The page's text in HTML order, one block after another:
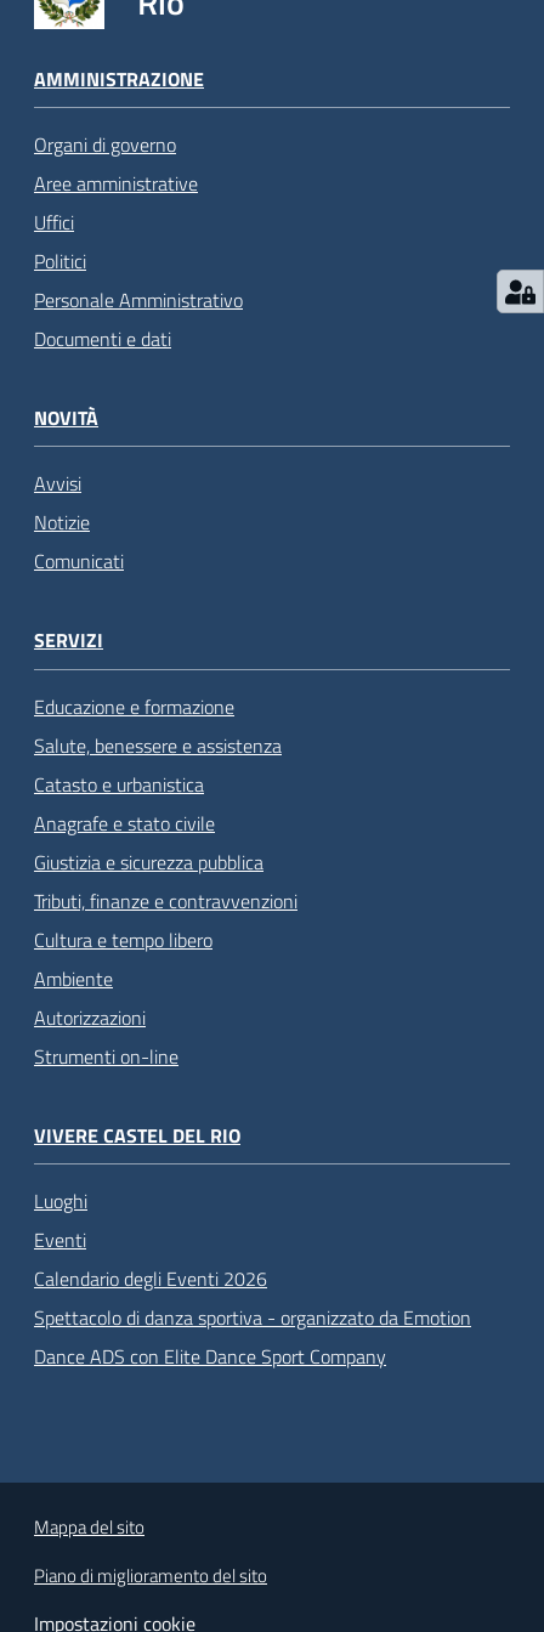
AMMINISTRAZIONE
Organi di governo
Aree amministrative
Uffici
Politici
Personale Amministrativo
Documenti e dati
NOVITÀ
Avvisi
Notizie
Comunicati
SERVIZI
Educazione e formazione
Salute, benessere e assistenza
Catasto e urbanistica
Anagrafe e stato civile
Giustizia e sicurezza pubblica
Tributi, finanze e contravvenzioni
Cultura e tempo libero
Ambiente
Autorizzazioni
Strumenti on-line
VIVERE CASTEL DEL RIO
Luoghi
Eventi
Calendario degli Eventi 2026
Spettacolo di danza sportiva - organizzato da Emotion
Dance ADS con Elite Dance Sport Company
Mappa del sito
Piano di miglioramento del sito
Impostazioni cookie